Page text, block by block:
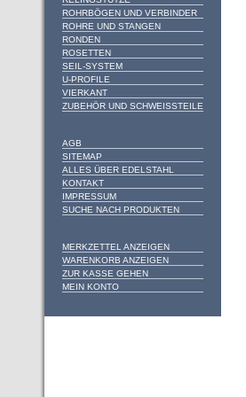
ROHRBÖGEN UND VERBINDER
ROHRE UND STANGEN
RONDEN
ROSETTEN
SEIL-SYSTEM
U-PROFILE
VIERKANT
ZUBEHÖR UND SCHWEISSTEILE
AGB
SITEMAP
ALLES ÜBER EDELSTAHL
KONTAKT
IMPRESSUM
SUCHE NACH PRODUKTEN
MERKZETTEL ANZEIGEN
WARENKORB ANZEIGEN
ZUR KASSE GEHEN
MEIN KONTO